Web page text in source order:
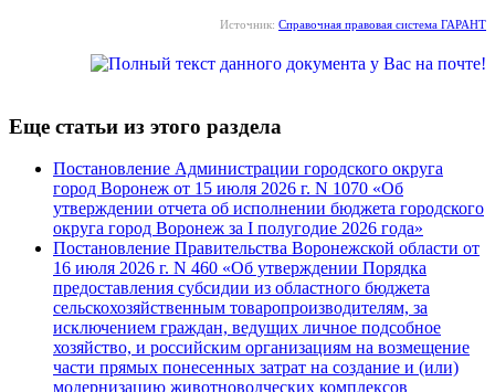
Источник: Справочная правовая система ГАРАНТ
Еще статьи из этого раздела
Постановление Администрации городского округа
город Воронеж от 15 июля 2026 г. N 1070 «Об
утверждении отчета об исполнении бюджета городского
округа город Воронеж за I полугодие 2026 года»
Постановление Правительства Воронежской области от
16 июля 2026 г. N 460 «Об утверждении Порядка
предоставления субсидии из областного бюджета
сельскохозяйственным товаропроизводителям, за
исключением граждан, ведущих личное подсобное
хозяйство, и российским организациям на возмещение
части прямых понесенных затрат на создание и (или)
модернизацию животноводческих комплексов